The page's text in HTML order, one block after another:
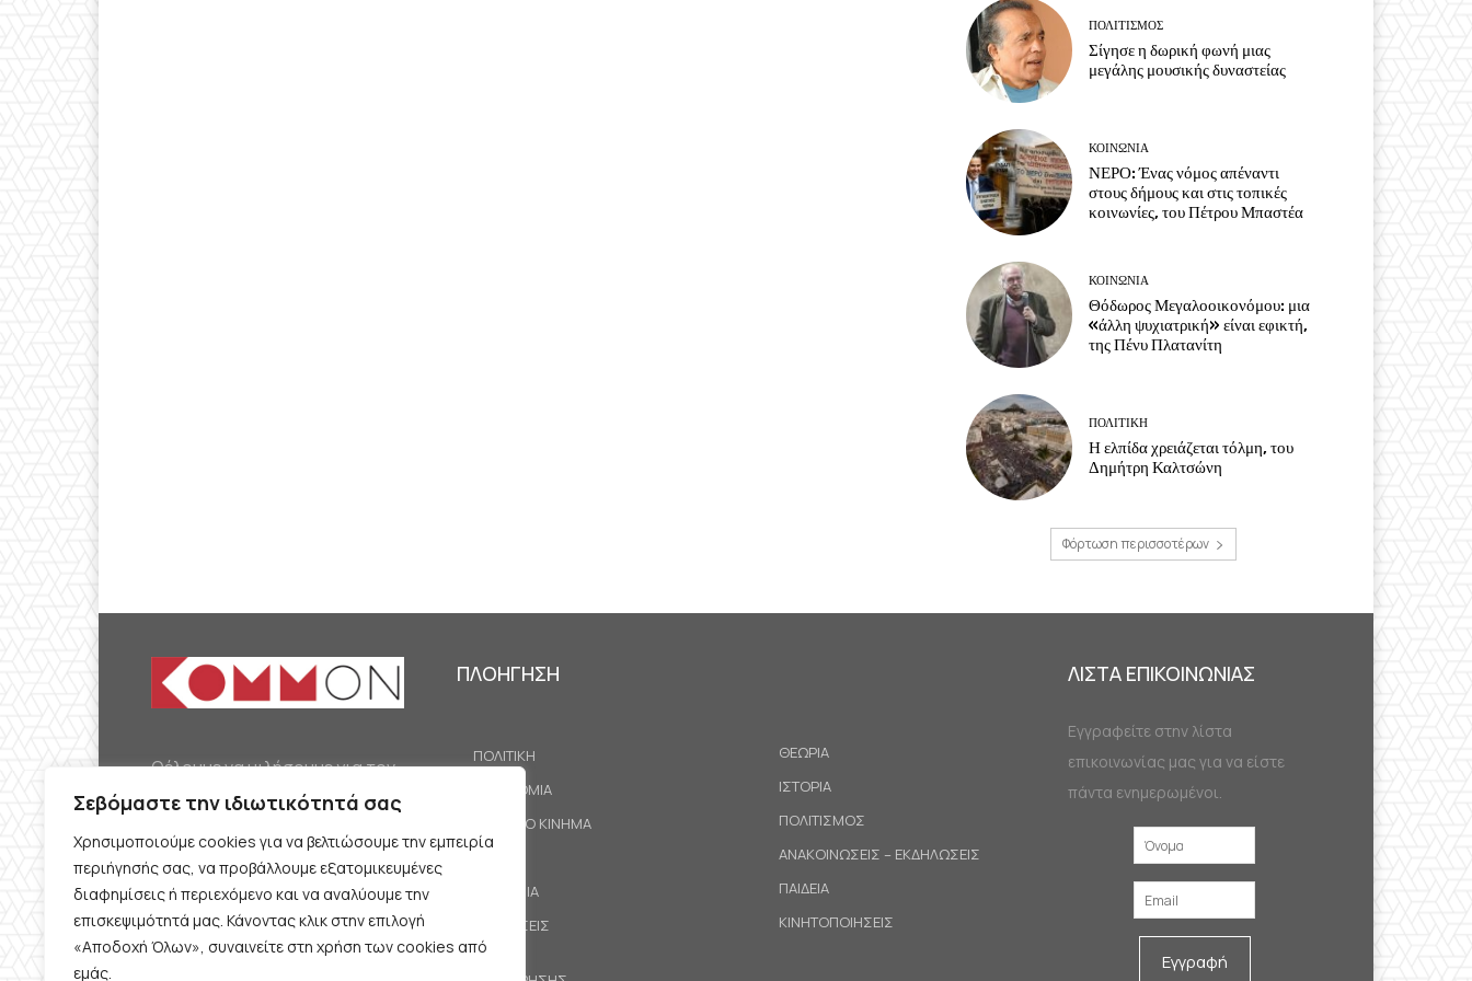
Σεβόμαστε την ιδιωτικότητά σας
Χρησιμοποιούμε cookies για να βελτιώσουμε την εμπειρία
περιήγησής σας, να προβάλλουμε εξατομικευμένες
διαφημίσεις ή περιεχόμενο και να αναλύουμε την
επισκεψιμότητά μας. Κάνοντας κλικ στην επιλογή
«Αποδοχή Όλων», συναινείτε στη χρήση των cookies από
εμάς.
ΠΟΛΙΤΙΣΜΟΣ
Σίγησε η δωρική φωνή μιας
μεγάλης μουσικής δυναστείας
ΚΟΙΝΩΝΙΑ
ΝΕΡΟ: Ένας νόμος απέναντι
στους δήμους και στις τοπικές
κοινωνίες, του Πέτρου Μπαστέα
ΚΟΙΝΩΝΙΑ
Θόδωρος Μεγαλοοικονόμου: μια
«άλλη ψυχιατρική» είναι εφικτή,
της Πένυ Πλατανίτη
ΠΟΛΙΤΙΚΗ
Η ελπίδα χρειάζεται τόλμη, του
Δημήτρη Καλτσώνη
Φόρτωση περισσοτέρων
Θέλουμε να μιλήσουμε για τον
κομμουνισμό της εποχής μας,
την αναγκαία αλλά όχι
δεδομένη προοπτική.
Θέλουμε να μιλήσουμε
ταυτόχρονα για την
καθημερινή επιβίωση και τον
ΠΛΟΗΓΗΣΗ
ΠΟΛΙΤΙΚΗ
ΟΙΚΟΝΟΜΙΑ
ΕΡΓΑΤΙΚΟ ΚΙΝΗΜΑ
ΚΟΙΝΩΝΙΑ
ΠΡΟΤΑΣΕΙΣ
ΘΕΩΡΙΑ
ΙΣΤΟΡΙΑ
ΠΟΛΙΤΙΣΜΟΣ
ΑΝΑΚΟΙΝΩΣΕΙΣ – ΕΚΔΗΛΩΣΕΙΣ
ΠΑΙΔΕΙΑ
ΚΙΝΗΤΟΠΟΙΗΣΕΙΣ
ΛΙΣΤΑ ΕΠΙΚΟΙΝΩΝΙΑΣ
Εγγραφείτε στην λίστα
επικοινωνίας μας για να είστε
πάντα ενημερωμένοι.
Εγγραφή